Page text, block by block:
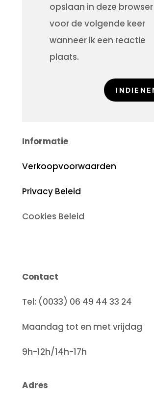
opslaan in deze browser
voor de volgende keer
wanneer ik een reactie
plaats.
Informatie
Verkoopvoorwaarden
Privacy Beleid
Cookies Beleid
Contact
Tel: (0033) 06 49 44 33 24
Maandag tot en met vrijdag
9h-12h/14h-17h
Adres